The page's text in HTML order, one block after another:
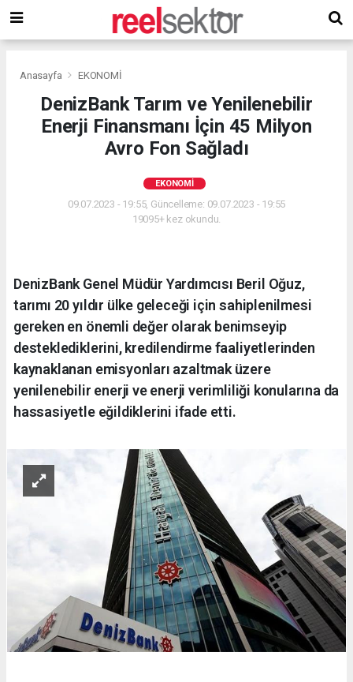
Anasayfa EKONOMİ
DenizBank Tarım ve Yenilenebilir
Enerji Finansmanı İçin 45 Milyon
Avro Fon Sağladı
EKONOMİ
09.07.2023 - 19:55, Güncelleme: 09.07.2023 - 19:55
19095+ kez okundu.
DenizBank Genel Müdür Yardımcısı Beril Oğuz,
tarımı 20 yıldır ülke geleceği için sahiplenilmesi
gereken en önemli değer olarak benimseyip
desteklediklerini, kredilendirme faaliyetlerinden
kaynaklanan emisyonları azaltmak üzere
yenilenebilir enerji ve enerji verimliliği konularına da
hassasiyetle eğildiklerini ifade etti.